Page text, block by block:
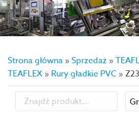
Strona główna » Sprzedaż »
TEAFLEX » Rury gładkie PVC » Z23